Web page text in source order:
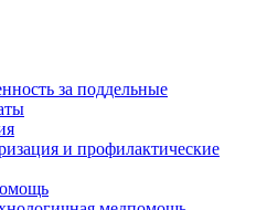
за поддельные
и профилактические